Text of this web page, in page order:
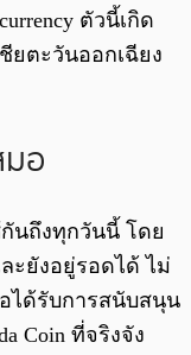
ตัวนี้เกิด
ยตะวันออกเฉียง
อ
กันถึงทุกวันนี้ โดย
ะยังอยู่รอดได้ ไม่
ได้รับการสนับสนุน
Coin ที่จริงจัง